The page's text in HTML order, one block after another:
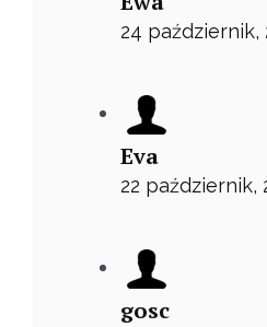
24 październik,
Eva
22 październik,
gosc